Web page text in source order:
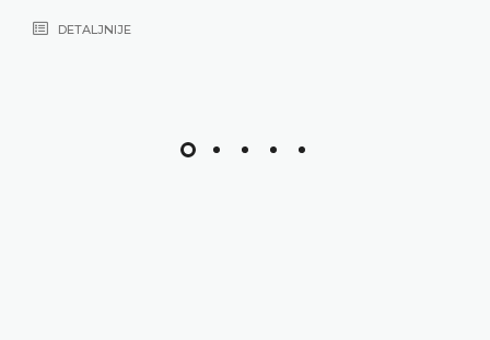
DETALJNIJE